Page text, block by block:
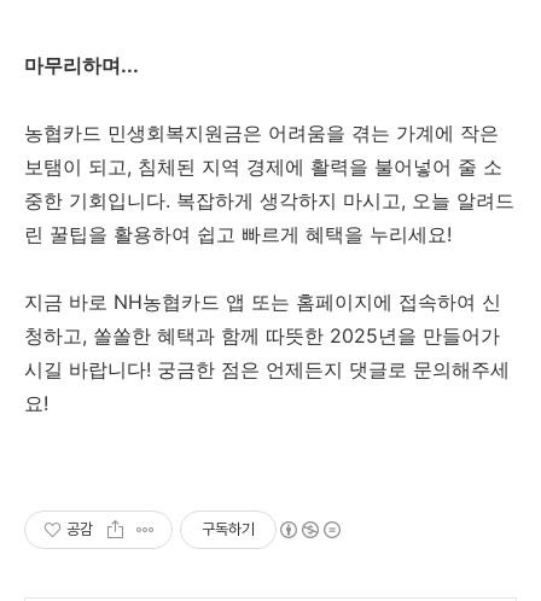
마무리하며...
농협카드 민생회복지원금은 어려움을 겪는 가계에 작은
보탬이 되고, 침체된 지역 경제에 활력을 불어넣어 줄 소
중한 기회입니다. 복잡하게 생각하지 마시고, 오늘 알려드
린 꿀팁을 활용하여 쉽고 빠르게 혜택을 누리세요!
지금 바로 NH농협카드 앱 또는 홈페이지에 접속하여 신
청하고, 쏠쏠한 혜택과 함께 따뜻한 2025년을 만들어가
시길 바랍니다! 궁금한 점은 언제든지 댓글로 문의해주세
요!
공감 구독하기